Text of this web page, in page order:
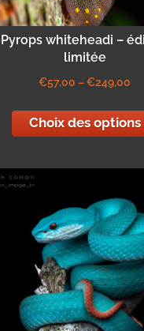
Pyrops whiteheadi –
limitée
€57,00 –€249,00
Choix des options